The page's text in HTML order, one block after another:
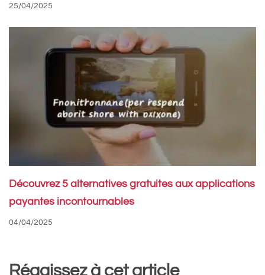
25/04/2025
Découvrez 5 alternatives gratuites aux applications
payantes incontournables
04/04/2025
Réagissez à cet article